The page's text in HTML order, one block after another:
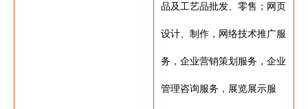
品及工艺品批发、零售；网页
设计、制作，网络技术推广服
务，企业营销策划服务，企业
管理咨询服务，展览展示服